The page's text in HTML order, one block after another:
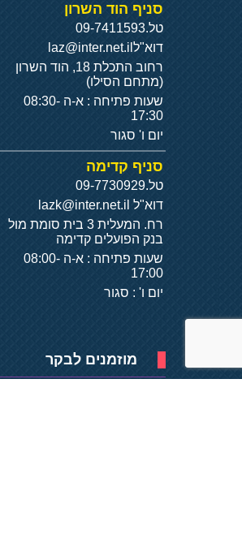
סניף הוד השרון
טל.09-7411593
דוא"ל laz@inter.net.il
רחוב התכלת 18, הוד השרון
(מתחם הסילו)
שעות פתיחה : א-ה 08:30-
17:30
יום ו' סגור
סניף קדימה
טל.09-7730929
דוא"ל
רח. המעלית 3 בית סומת מול
בנק הפועלים קדימה
שעות פתיחה : א-ה 08:00-
17:00
יום ו' : סגור
מוזמנים לבקר